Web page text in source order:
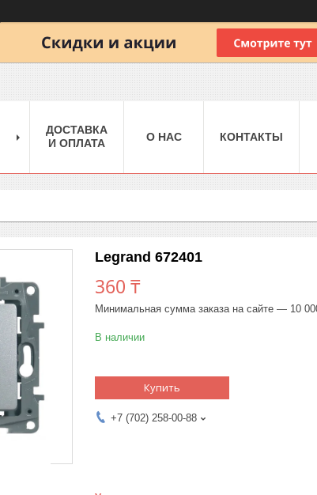
ДОСТАВКА
И ОПЛАТА
О НАС КОНТАКТЫ
Legrand 672401
360 ₸
Минимальная сумма заказа на сайте — 10
В наличии
Купить
+7 (702) 258-00-88